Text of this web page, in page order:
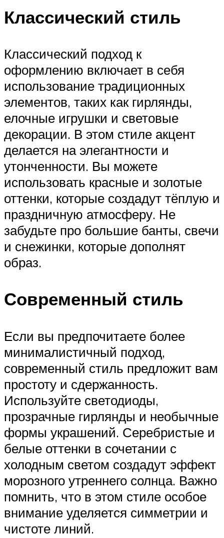
Классический стиль
Классический подход к
оформлению включает в себя
использование традиционных
элементов, таких как гирлянды,
елочные игрушки и световые
декорации. В этом стиле акцент
делается на элегантности и
утонченности. Вы можете
использовать красные и золотые
оттенки, которые создадут тёплую и
праздничную атмосферу. Не
забудьте про большие банты, свечи
и снежинки, которые дополнят
образ.
Современный стиль
Если вы предпочитаете более
минималистичный подход,
современный стиль предложит вам
простоту и сдержанность.
Используйте светодиоды,
прозрачные гирлянды и необычные
формы украшений. Серебристые и
белые оттенки в сочетании с
холодным светом создадут эффект
морозного утреннего солнца. Важно
помнить, что в этом стиле особое
внимание уделяется симметрии и
чистоте линий.